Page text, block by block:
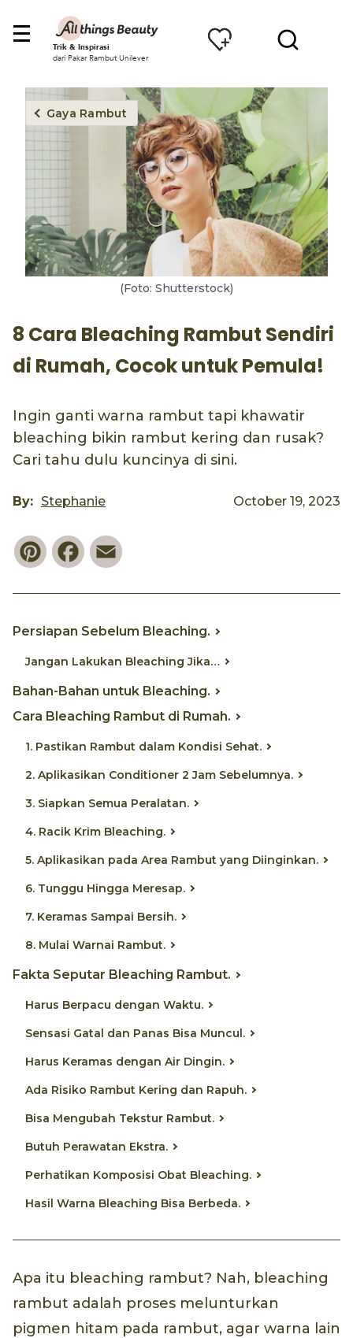
Trik & Inspirasi
dari Pakar Rambut Unilever
Gaya Rambut
(Foto: Shutterstock)
8 Cara Bleaching Rambut Sendiri
di Rumah, Cocok untuk Pemula!
Ingin ganti warna rambut tapi khawatir
bleaching bikin rambut kering dan rusak?
Cari tahu dulu kuncinya di sini.
By: Stephanie October 19, 2023
PinterestFacebook
Persiapan Sebelum Bleaching.
Jangan Lakukan Bleaching Jika…
Bahan-Bahan untuk Bleaching.
Cara Bleaching Rambut di Rumah.
1. Pastikan Rambut dalam Kondisi Sehat.
2. Aplikasikan Conditioner 2 Jam Sebelumnya.
3. Siapkan Semua Peralatan.
4. Racik Krim Bleaching.
5. Aplikasikan pada Area Rambut yang Diinginkan.
6. Tunggu Hingga Meresap.
7. Keramas Sampai Bersih.
8. Mulai Warnai Rambut.
Fakta Seputar Bleaching Rambut.
Harus Berpacu dengan Waktu.
Sensasi Gatal dan Panas Bisa Muncul.
Harus Keramas dengan Air Dingin.
Ada Risiko Rambut Kering dan Rapuh.
Bisa Mengubah Tekstur Rambut.
Butuh Perawatan Ekstra.
Perhatikan Komposisi Obat Bleaching.
Hasil Warna Bleaching Bisa Berbeda.
Apa itu bleaching rambut? Nah, bleaching
rambut adalah proses melunturkan
pigmen hitam pada rambut, agar warna lain